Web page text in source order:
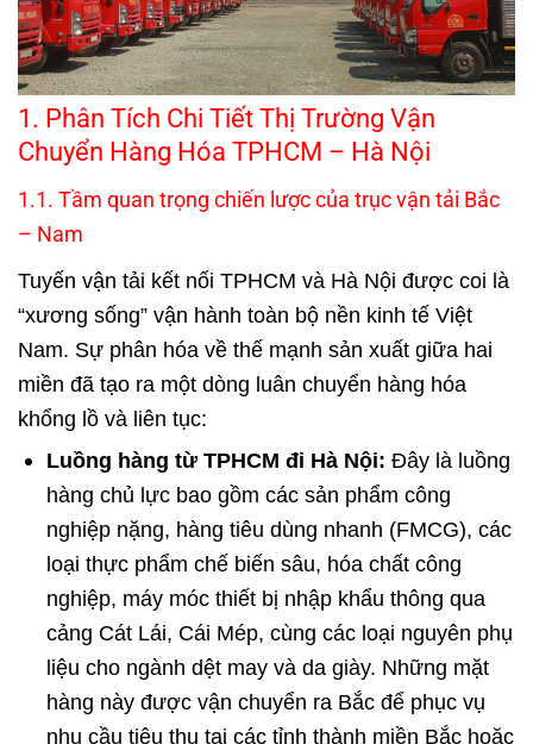
1. Phân Tích Chi Tiết Thị Trường Vận
Chuyển Hàng Hóa TPHCM – Hà Nội
1.1. Tầm quan trọng chiến lược của trục vận tải Bắc
– Nam
Tuyến vận tải kết nối TPHCM và Hà Nội được coi là
“xương sống” vận hành toàn bộ nền kinh tế Việt
Nam. Sự phân hóa về thế mạnh sản xuất giữa hai
miền đã tạo ra một dòng luân chuyển hàng hóa
khổng lồ và liên tục:
Luồng hàng từ TPHCM đi Hà Nội: Đây là luồng
hàng chủ lực bao gồm các sản phẩm công
nghiệp nặng, hàng tiêu dùng nhanh (FMCG), các
loại thực phẩm chế biến sâu, hóa chất công
nghiệp, máy móc thiết bị nhập khẩu thông qua
cảng Cát Lái, Cái Mép, cùng các loại nguyên phụ
liệu cho ngành dệt may và da giày. Những mặt
hàng này được vận chuyển ra Bắc để phục vụ
nhu cầu tiêu thụ tại các tỉnh thành miền Bắc hoặc